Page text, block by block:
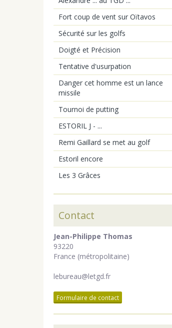
Fort coup de vent sur Oïtavos
Sécurité sur les golfs
Doigté et Précision
Tentative d'usurpation
Danger cet homme est un lance
missile
Tournoi de putting
ESTORIL J - ...
Remi Gaillard se met au golf
Estoril encore
Les 3 Grâces
Contact
Jean-Philippe Thomas
93220
France (métropolitaine)
lebureau@letgd.fr
Formulaire de contact